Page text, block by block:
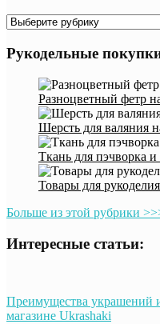
Рубрики
Рукодельные
Разноцветный фетр
Шерсть для валяния
Ткань для пэчворка
Товары для
Больше из этой рубрики
Интересные статьи:
Преимущества украшений
магазине Ukrashaki